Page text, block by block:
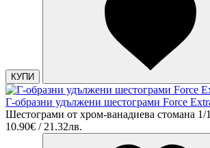
КУПИ
Г-образни удължени шестограми Force
Шестограми от хром-ванадиева стомана 1/
10.90€ / 21.32лв.